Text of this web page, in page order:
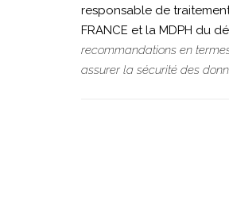
2025
responsable de
FRANCE et la MDPH du
recommandations en
assurer la sécurité des